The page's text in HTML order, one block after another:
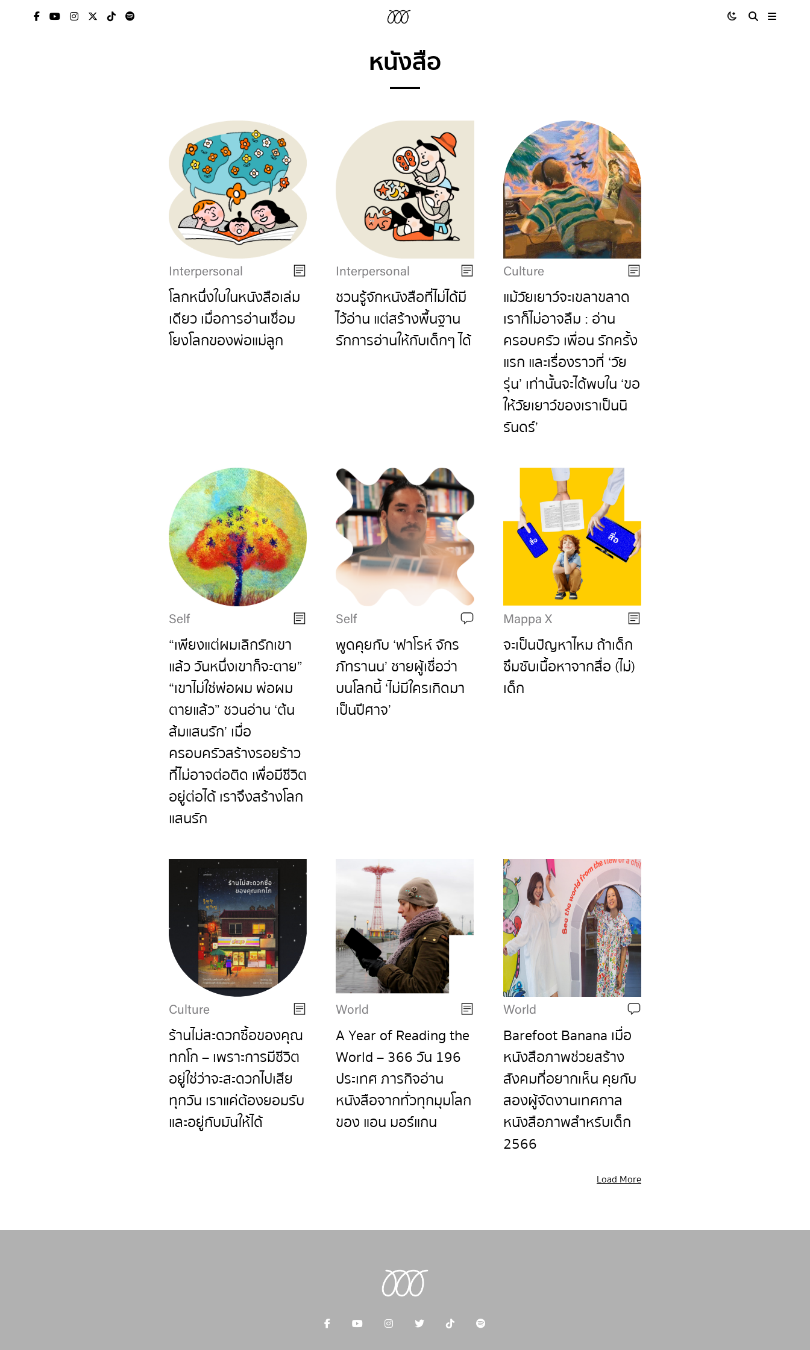
หนังสือ
Interpersonal
โลกหนึ่งใบในหนังสือเล่ม
เดียว เมื่อการอ่านเชื่อม
โยงโลกของพ่อแม่ลูก
Interpersonal
ชวนรู้จักหนังสือที่ไม่ได้มี
ไว้อ่าน แต่สร้างพื้นฐาน
รักการอ่านให้กับเด็กๆ ได้
Culture
แม้วัยเยาว์จะเขลาขลาด
เราก็ไม่อาจลืม : อ่าน
ครอบครัว เพื่อน รักครั้ง
แรก และเรื่องราวที่ ‘วัย
รุ่น’ เท่านั้นจะได้พบใน ‘ขอ
ให้วัยเยาว์ของเราเป็นนิ
รันดร์’
Self
“เพียงแต่ผมเลิกรักเขา
แล้ว วันหนึ่งเขาก็จะตาย”
“เขาไม่ใช่พ่อผม พ่อผม
ตายแล้ว” ชวนอ่าน ‘ต้น
ส้มแสนรัก’ เมื่อ
ครอบครัวสร้างรอยร้าว
ที่ไม่อาจต่อติด เพื่อมีชีวิต
อยู่ต่อได้ เราจึงสร้างโลก
แสนรัก
Self
พูดคุยกับ ‘ฟาโรห์ จักร
ภัทรานน’ ชายผู้เชื่อว่า
บนโลกนี้ ‘ไม่มีใครเกิดมา
เป็นปีศาจ’
Mappa X
จะเป็นปัญหาไหม ถ้าเด็ก
ซึมซับเนื้อหาจากสื่อ (ไม่)
เด็ก
Culture
ร้านไม่สะดวกซื้อของคุณ
ทกโก – เพราะการมีชีวิต
อยู่ใช่ว่าจะสะดวกไปเสีย
ทุกวัน เราแค่ต้องยอมรับ
และอยู่กับมันให้ได้
World
A Year of Reading the
World – 366 วัน 196
ประเทศ ภารกิจอ่าน
หนังสือจากทั่วทุกมุมโลก
ของ แอน มอร์แกน
World
Barefoot Banana เมื่อ
หนังสือภาพช่วยสร้าง
สังคมที่อยากเห็น คุยกับ
สองผู้จัดงานเทศกาล
หนังสือภาพสำหรับเด็ก
2566
Load More